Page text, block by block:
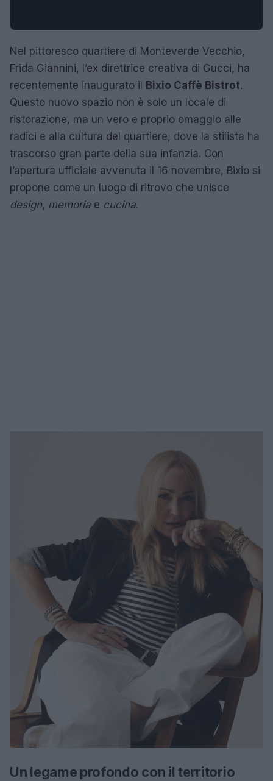
Nel pittoresco quartiere di Monteverde Vecchio,
Frida Giannini, l’ex direttrice creativa di Gucci, ha
recentemente inaugurato il
Bixio Caffè Bistrot.
Questo nuovo spazio non è solo un locale di
ristorazione, ma un vero e proprio omaggio alle
radici e alla cultura del quartiere, dove la stilista ha
trascorso gran parte della sua infanzia. Con
l’apertura ufficiale avvenuta il 16 novembre, Bixio si
propone come un luogo di ritrovo che unisce
design, memoria e cucina.
Un legame profondo con il territorio